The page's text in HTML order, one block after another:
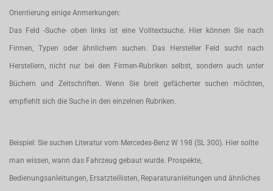
Orientierung einige Anmerkungen:
Das Feld -Suche- oben links ist eine Volltextsuche. Hier können Sie nach
Firmen, Typen oder ähnlichem suchen. Das Hersteller Feld sucht nach
Herstellern, nicht nur bei den Firmen-Rubriken selbst, sondern auch unter
Büchern und Zeitschriften. Wenn Sie breit gefächerter suchen möchten,
empfiehlt sich die Suche in den einzelnen Rubriken.
Beispiel: Sie suchen Literatur vom Mercedes-Benz W 198 (SL 300). Hier sollte
man wissen, wann das Fahrzeug gebaut wurde. Prospekte,
Bedienungsanleitungen, Ersatzteillisten, Reparaturanleitungen und ähnliches